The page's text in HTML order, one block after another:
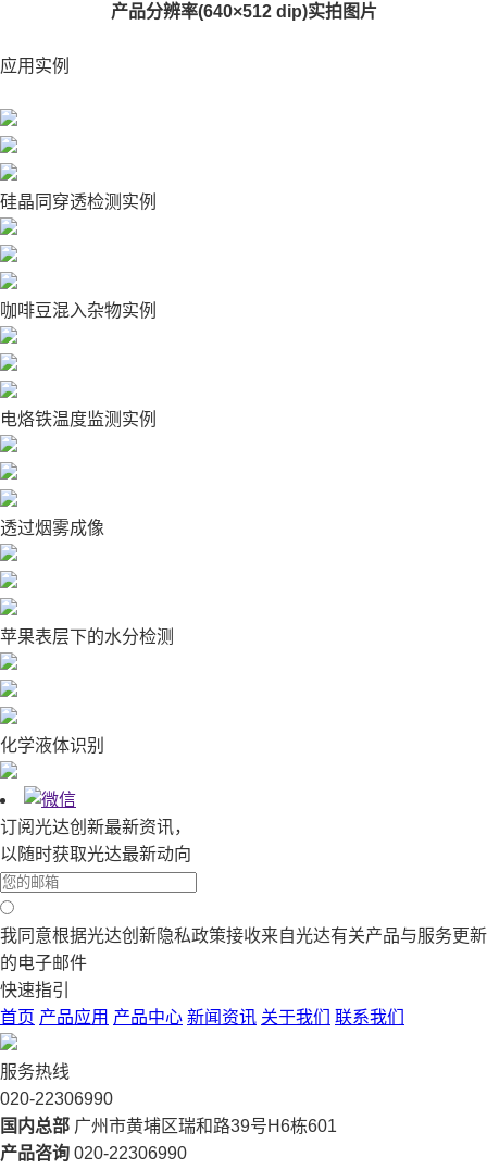
产品分辨率(640×512 dip)实拍图片
应用实例
硅晶同穿透检测实例
咖啡豆混入杂物实例
电烙铁温度监测实例
透过烟雾成像
苹果表层下的水分检测
化学液体识别
订阅光达创新最新资讯，
以随时获取光达最新动向
我同意根据光达创新隐私政策接收来自光达有关产品与服务更新
的电子邮件
快速指引
首页 产品应用 产品中心 新闻资讯 关于我们 联系我们
服务热线
020-22306990
国内总部 广州市黄埔区瑞和路39号H6栋601
产品咨询 020-22306990